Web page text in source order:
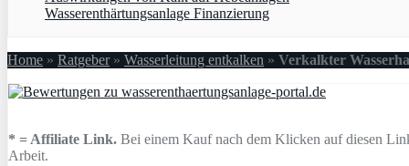
Wasserenthärtungsanlage Finanzierung
Home » Ratgeber» Wasserleitung entkalken » Verkalkter
* = Affiliate Link. Bei einem Kauf nach dem Klicken auf diesen
Arbeit.